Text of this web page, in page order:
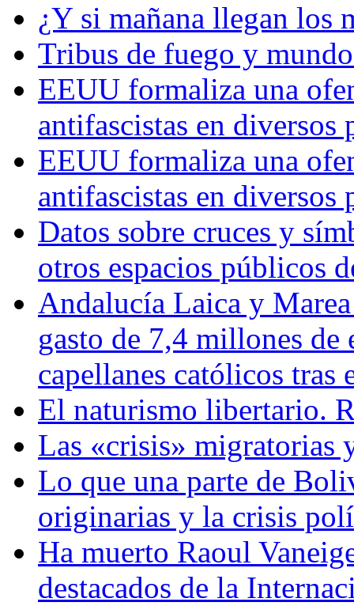
¿Y si mañana llegan los
Tribus de fuego y
EEUU formaliza una
antifascistas en
EEUU formaliza una
antifascistas en
Datos sobre cruces y
otros espacios públicos
Andalucía Laica y
gasto de 7,4 millones de
capellanes católicos
El naturismo libertario.
Las «crisis» migratorias
Lo que una parte de
originarias y la crisis
Ha muerto Raoul
destacados de la